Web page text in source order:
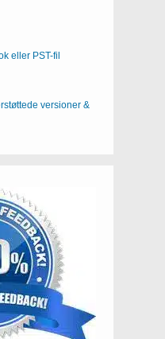
eller PST-fil
versioner &